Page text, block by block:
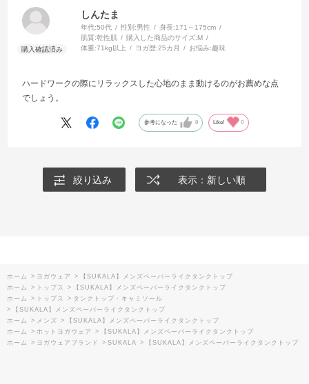
しんたま
年代:50代 性別:男性 身長:171～175cm
肌質:乾性肌 購入した商品のサイズ:M
体重:71kg以上 ヨガ歴:25カ月 お悩み:趣味
ハードワークの際にリラックスした心地のまま動けるのがお薦めな点
でしょう。
参考になった 0 Like! 0
絞り込み 表示：新しい順
ホーム > ヨガウェア >
【SUKALA】メンズペーパーライクタンクトップ
ホーム
> トップス >
【SUKALA】メンズペーパーライクタンクトップ
ホーム
> トップス > タンクトップ・キャミソール
>
【SUKALA】メンズペーパーライクタンクトップ
ホーム
> メンズ >
【SUKALA】メンズペーパーライクタンクトップ
ホーム
> ホットヨガウェア >
【SUKALA】メンズペーパーライクタンクトップ
ホーム
> ヨガウェアブランド > SUKALA > 【SUKALA】メンズペーパーライクタンクトップ